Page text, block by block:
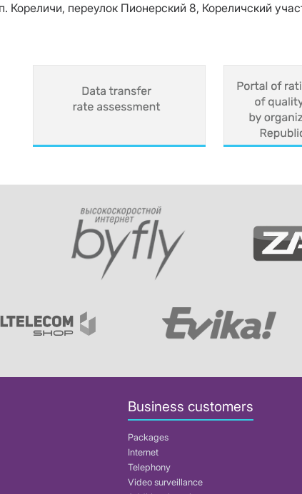
Кореличи, переулок Пионерский 8, Кореличский
Business customers
Packages
Internet
Telephony
Video surveillance